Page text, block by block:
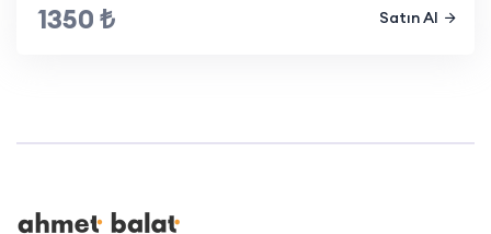
1350 ₺ Satın Al